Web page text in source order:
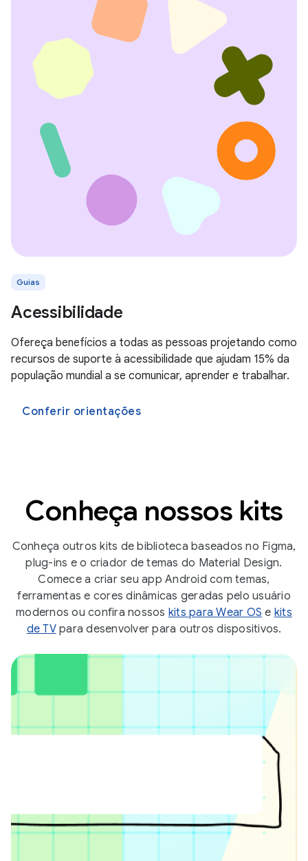
Guias
Acessibilidade
Ofereça benefícios a todas as pessoas projetando como
recursos de suporte à acessibilidade que ajudam 15% da
população mundial a se comunicar, aprender e trabalhar.
Conferir orientações
Conheça nossos kits
Conheça outros kits de biblioteca baseados no Figma,
plug-ins e o criador de temas do Material Design.
Comece a criar seu app Android com temas,
ferramentas e cores dinâmicas geradas pelo usuário
modernos ou confira nossos kits para Wear OS e kits
de TVpara desenvolver para outros dispositivos.